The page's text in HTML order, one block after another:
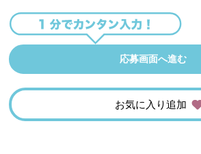
応募画面へ進む
お気に入り追加